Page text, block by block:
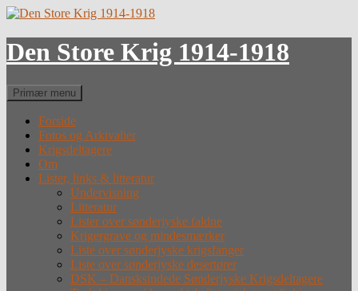
Hop
indhold
Den Store Krig 1914-1918
Søg
Primær menu
Forside
Fotos og Arkivalier
Krigsdeltagere
Om
Lister, links & litteratur
Undervisning
Litteratur
Lister over sønderjyske faldne
Krigergrave og mindesmærker
Liste over sønderjyske krigsfanger
Liste over sønderjyske desertører
DSK – Dansksindede Sønderjyske Krigsdeltagere